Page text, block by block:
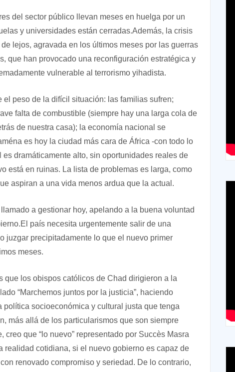
del sector público llevan meses en huelga por un
y universidades están cerradas.Además, la crisis
lejos, agravada en los últimos meses por las guerras
que han provocado una reconfiguración estratégica y
vulnerable al terrorismo yihadista.
peso de la difícil situación: las familias sufren;
falta de combustible (siempre hay una larga cola de
de nuestra casa); la economía nacional se
es hoy la ciudad más cara de África -con todo lo
dramáticamente alto, sin oportunidades reales de
está en ruinas. La lista de problemas es larga, como
aspiran a una vida menos ardua que la actual.
a gestionar hoy, apelando a la buena voluntad
país necesita urgentemente salir de una
juzgar precipitadamente lo que el nuevo primer
meses.
que los obispos católicos de Chad dirigieron a la
“Marchemos juntos por la justicia”, haciendo
socioeconómica y cultural justa que tenga
más allá de los particularismos que son siempre
que “lo nuevo” representado por Succès Masra
realidad cotidiana, si el nuevo gobierno es capaz de
renovado compromiso y seriedad. De lo contrario,